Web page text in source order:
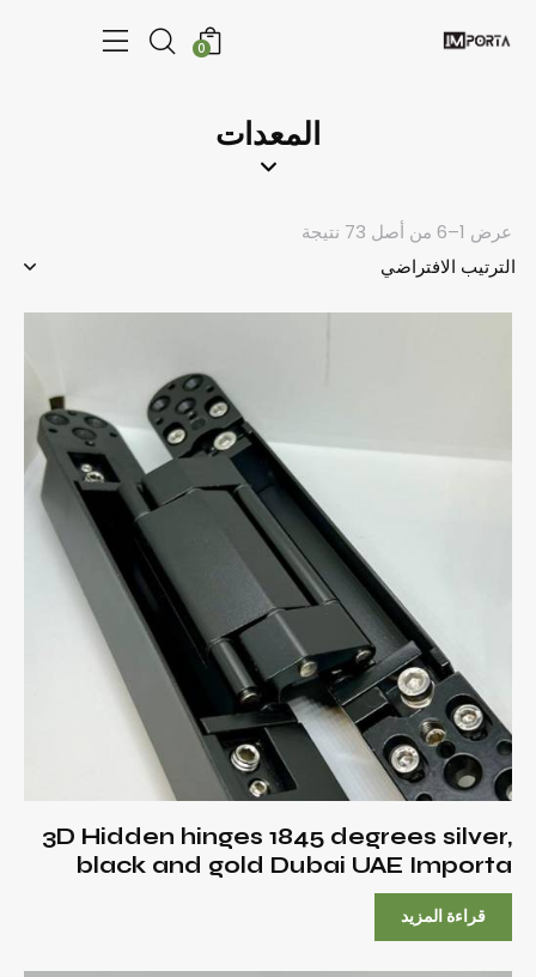
0
المعدات
عرض 1–6 من أصل 73 نتيجة
3D Hidden hinges 1845 degrees silver,
black and gold Dubai UAE Importa
قراءة المزيد